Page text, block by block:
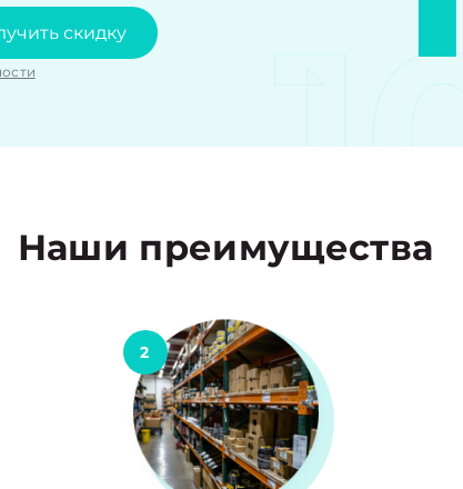
скидку
Наши преимущества
2